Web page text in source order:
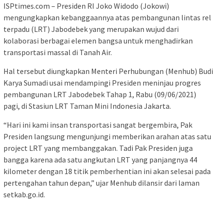
ISPtimes.com – Presiden RI Joko Widodo (Jokowi)
mengungkapkan kebanggaannya atas pembangunan lintas rel
terpadu (LRT) Jabodebek yang merupakan wujud dari
kolaborasi berbagai elemen bangsa untuk menghadirkan
transportasi massal di Tanah Air.
Hal tersebut diungkapkan Menteri Perhubungan (Menhub) Budi
Karya Sumadi usai mendampingi Presiden meninjau progres
pembangunan LRT Jabodebek Tahap 1, Rabu (09/06/2021)
pagi, di Stasiun LRT Taman Mini Indonesia Jakarta.
“Hari ini kami insan transportasi sangat bergembira, Pak
Presiden langsung mengunjungi memberikan arahan atas satu
project LRT yang membanggakan. Tadi Pak Presiden juga
bangga karena ada satu angkutan LRT yang panjangnya 44
kilometer dengan 18 titik pemberhentian ini akan selesai pada
pertengahan tahun depan,” ujar Menhub dilansir dari laman
setkab.go.id.